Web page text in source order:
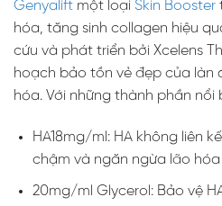
Genyalift một loại Skin Booster
hóa, tăng sinh collagen hiệu
cứu và phát triển bởi Xcelens
hoạch bảo tồn vẻ đẹp của làn
hóa. Với những thành phần nổi
HA18mg/ml: HA không liên
chậm và ngăn ngừa lão hóa
20mg/ml Glycerol: Bảo vệ